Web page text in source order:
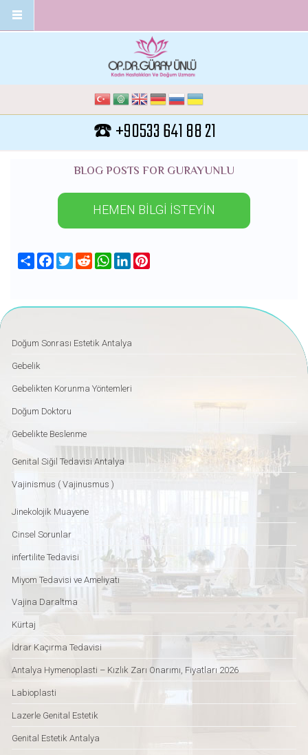
☎️ +90533 641 88 21
BLOG POSTS FOR GURAYUNLU
HEMEN BİLGİ İSTEYİN
Share Facebook
TwitterRedditWhatsApp
LinkedIn
Doğum Sonrası Estetik Antalya
Gebelik
Gebelikten Korunma Yöntemleri
Doğum Doktoru
Gebelikte Beslenme
Genital Siğil Tedavisi Antalya
Vajinismus ( Vajinusmus )
Jinekolojik Muayene
Cinsel Sorunlar
infertilite Tedavisi
Miyom Tedavisi ve Ameliyatı
Vajina Daraltma
Kürtaj
İdrar Kaçırma Tedavisi
Antalya Hymenoplasti – Kızlık Zarı Onarımı, Fiyatları 2026
Labioplasti
Lazerle Genital Estetik
Genital Estetik Antalya